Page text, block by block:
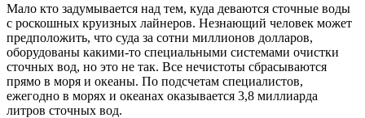
Мало кто задумывается над тем, куда деваются сточные воды
с роскошных круизных лайнеров. Незнающий человек может
предположить, что суда за сотни миллионов долларов,
оборудованы какими-то специальными системами очистки
сточных вод, но это не так. Все нечистоты сбрасываются
прямо в моря и океаны. По подсчетам специалистов,
ежегодно в морях и океанах оказывается 3,8 миллиарда
литров сточных вод.